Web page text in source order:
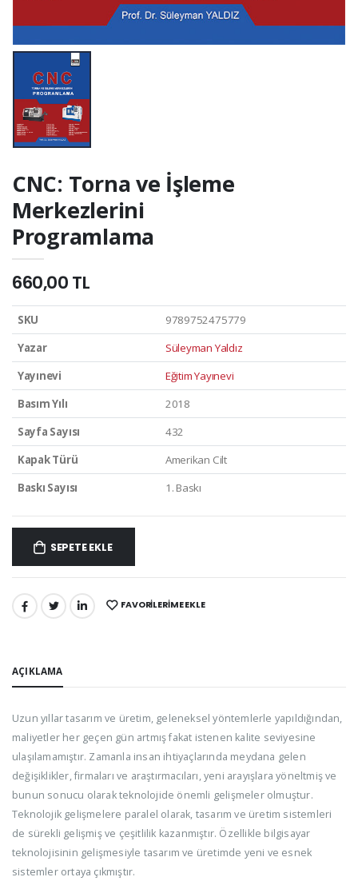
CNC: Torna ve İşleme
Merkezlerini
Programlama
660,00 TL
SKU
9789752475779
Yazar
Süleyman Yaldız
Yayınevi
Eğitim Yayınevi
Basım Yılı
2018
Sayfa Sayısı
432
Kapak Türü
Amerikan Cilt
Baskı Sayısı
1. Baskı
SEPETE EKLE
PAYLAŞ: FAVORILERIME EKLE
AÇIKLAMA
Uzun yıllar tasarım ve üretim, geleneksel yöntemlerle yapıldığından,
maliyetler her geçen gün artmış fakat istenen kalite seviyesine
ulaşılamamıştır. Zamanla insan ihtiyaçlarında meydana gelen
değişiklikler, firmaları ve araştırmacıları, yeni arayışlara yöneltmiş ve
bunun sonucu olarak teknolojide önemli gelişmeler olmuştur.
Teknolojik gelişmelere paralel olarak, tasarım ve üretim sistemleri
de sürekli gelişmiş ve çeşitlilik kazanmıştır. Özellikle bilgisayar
teknolojisinin gelişmesiyle tasarım ve üretimde yeni ve esnek
sistemler ortaya çıkmıştır.